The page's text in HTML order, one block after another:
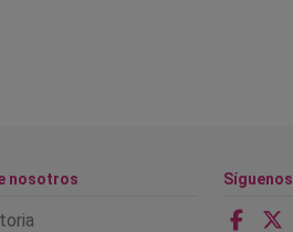
nosotros Síguenos